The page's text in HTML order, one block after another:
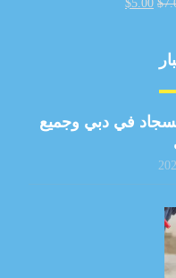
$
$5.00
في دبي وجميع